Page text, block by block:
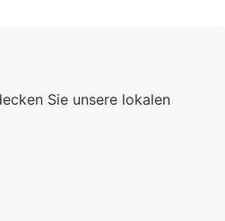
Sie unsere lokalen